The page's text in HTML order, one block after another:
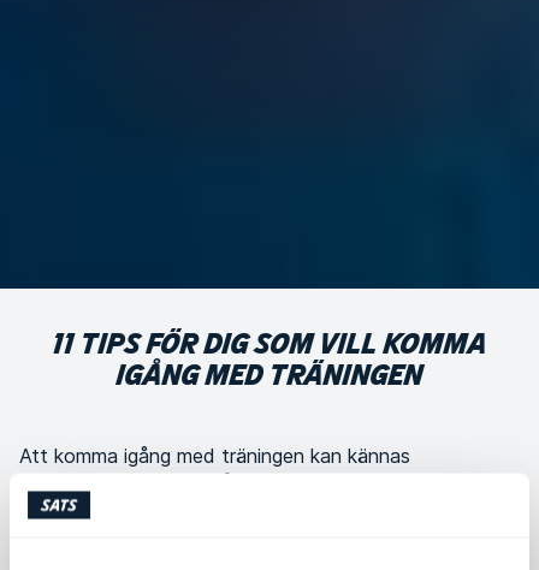
11 TIPS FÖR DIG SOM VILL KOMMA
IGÅNG MED TRÄNINGEN
Att komma igång med träningen kan kännas
överväldigande och svårt, men det behöver inte vara
det. Här är några enkla tips som kan hjälpa dig att både